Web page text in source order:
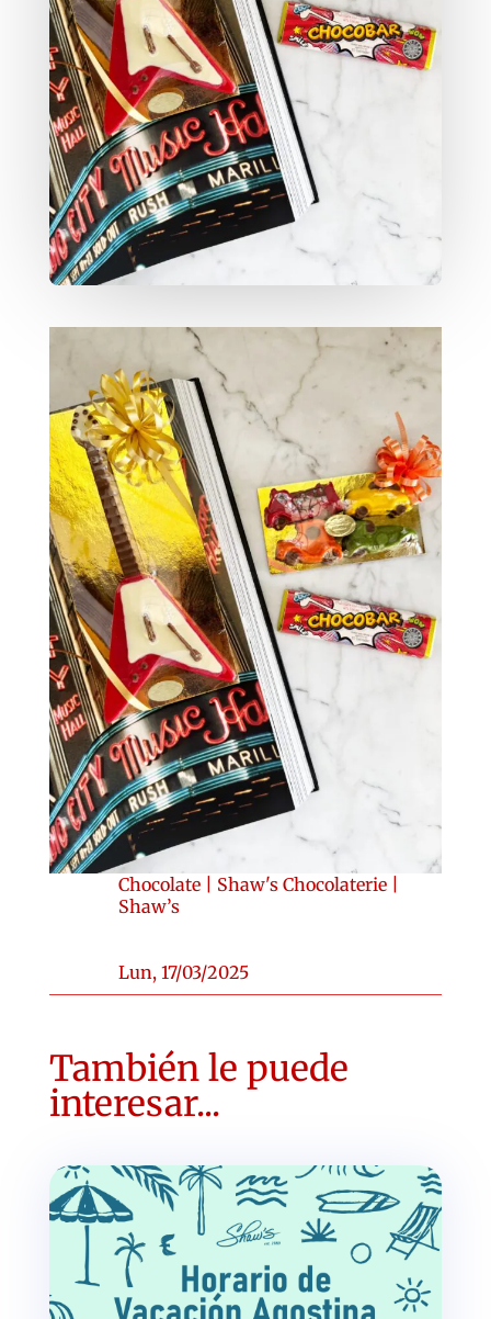
Chocolate| Shaw's Chocolaterie|
Shaw’s
Lun, 17/03/2025
También le puede
interesar...